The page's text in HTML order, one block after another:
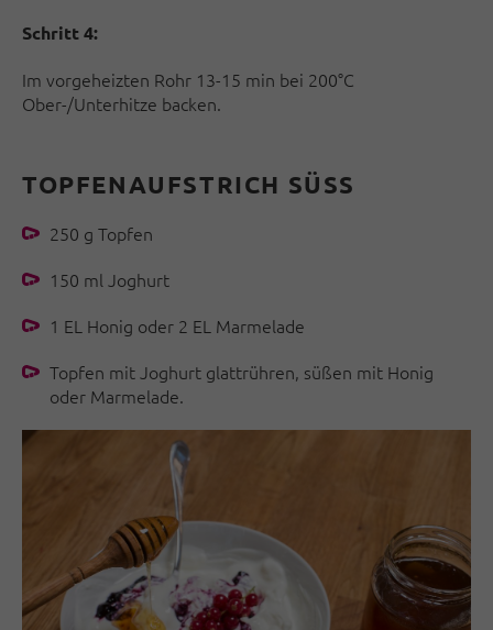
Schritt 4:
Im vorgeheizten Rohr 13-15 min bei 200°C
Ober-/Unterhitze backen.
TOPFENAUFSTRICH SÜSS
250 g Topfen
150 ml Joghurt
1 EL Honig oder 2 EL Marmelade
Topfen mit Joghurt glattrühren, süßen mit Honig
oder Marmelade.